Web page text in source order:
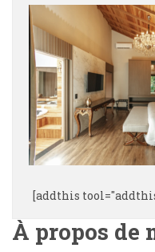
[addthis
À propos de